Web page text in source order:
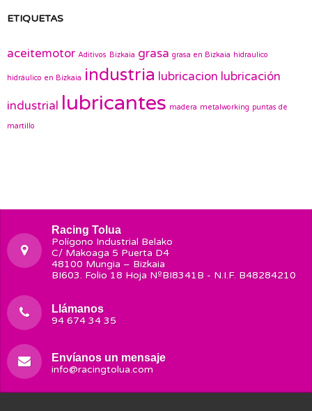
ETIQUETAS
aceitemotor Aditivos Bizkaia grasa grasa en Bizkaia hidraulico
hidráulico en Bizkaia industria lubricacion lubricación
industrial lubricantes madera metalworking puntas de
martillo
Racing Tolua
Polígono Industrial Belako
C/ Makoaga 5 Puerta D4
48100 Mungia – Bizkaia
BI603. Folio 18 Hoja NºBI8341B - N.I.F. B48284210
Llámanos
94 674 34 35
Envíanos un mensaje
info@racingtolua.com